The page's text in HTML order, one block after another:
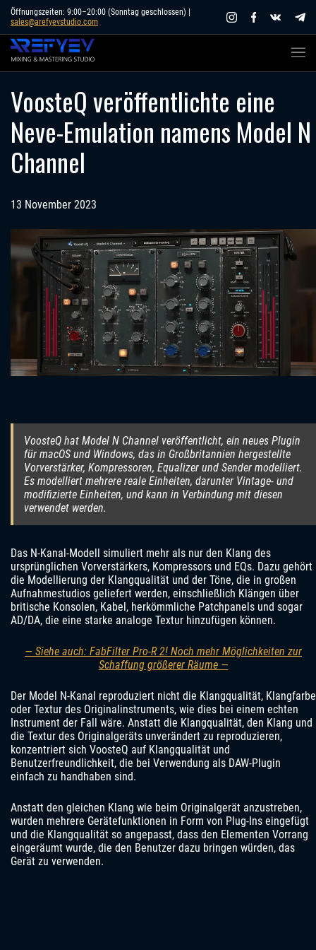
Skip
content
Öffnungszeiten: 9:00–20:00 (Sonntag geschlossen) |
sales@arefyevstudio.com
VoosteQ veröffentlichte eine
Neve-Emulation namens Model N
Channel
13 November 2023
VoosteQ hat Model N Channel veröffentlicht, ein neues Plugin
für macOS und Windows, das in Großbritannien hergestellte
Vorverstärker, Kompressoren, Equalizer und Sender modelliert.
Es modelliert mehrere reale Einheiten, darunter Vintage- und
modifizierte Einheiten, und kann in Verbindung mit diesen
verwendet werden.
Das N-Kanal-Modell simuliert mehr als nur den Klang des
ursprünglichen Vorverstärkers, Kompressors und EQs. Dazu gehört
die Modellierung der Klangqualität und der Töne, die in großen
Aufnahmestudios geliefert werden, einschließlich Klängen über
britische Konsolen, Kabel, herkömmliche Patchpanels und sogar
AD/DA, die eine starke analoge Textur hinzufügen können.
— Siehe auch: FabFilter Pro-R 2! Noch mehr Möglichkeiten zur
Schaffung größerer Räume —
Der Model N-Kanal reproduziert nicht die Klangqualität, Klangfarbe
oder Textur des Originalinstruments, wie dies bei einem echten
Instrument der Fall wäre. Anstatt die Klangqualität, den Klang und
die Textur des Originalgeräts unverändert zu reproduzieren,
konzentriert sich VoosteQ auf Klangqualität und
Benutzerfreundlichkeit, die bei Verwendung als DAW-Plugin
einfach zu handhaben sind.
Anstatt den gleichen Klang wie beim Originalgerät anzustreben,
wurden mehrere Gerätefunktionen in Form von Plug-Ins eingefügt
und die Klangqualität so angepasst, dass den Elementen Vorrang
eingeräumt wurde, die den Benutzer dazu bringen würden, das
Gerät zu verwenden.